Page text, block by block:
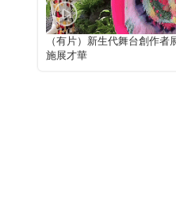
（有片）新生代舞台創作
施展才華